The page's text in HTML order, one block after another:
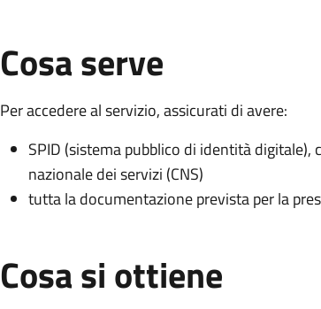
Cosa serve
Per accedere al servizio, assicurati di avere:
SPID (sistema pubblico di identità digitale),
nazionale dei servizi (CNS)
tutta la documentazione prevista per la
Cosa si ottiene